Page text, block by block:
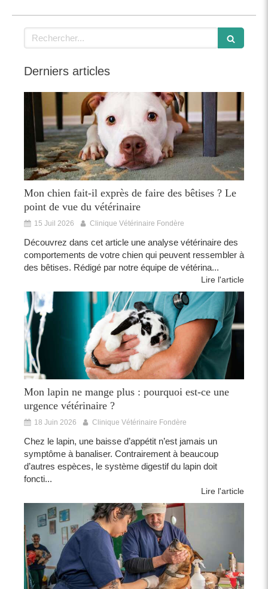
Rechercher
Derniers articles
Mon chien fait-il exprès de faire des bêtises ? Le
point de vue du vétérinaire
15 Juil 2026 Clinique Vétérinaire Fondère
Découvrez dans cet article une analyse vétérinaire des
comportements de votre chien qui peuvent ressembler à
des bêtises. Rédigé par notre équipe de vétérina...
Lire l'article
Mon lapin ne mange plus : pourquoi est-ce une
urgence vétérinaire ?
18 Juin 2026 Clinique Vétérinaire Fondère
Chez le lapin, une baisse d’appétit n’est jamais un
symptôme à banaliser. Contrairement à beaucoup
d’autres espèces, le système digestif du lapin doit
foncti...
Lire l'article